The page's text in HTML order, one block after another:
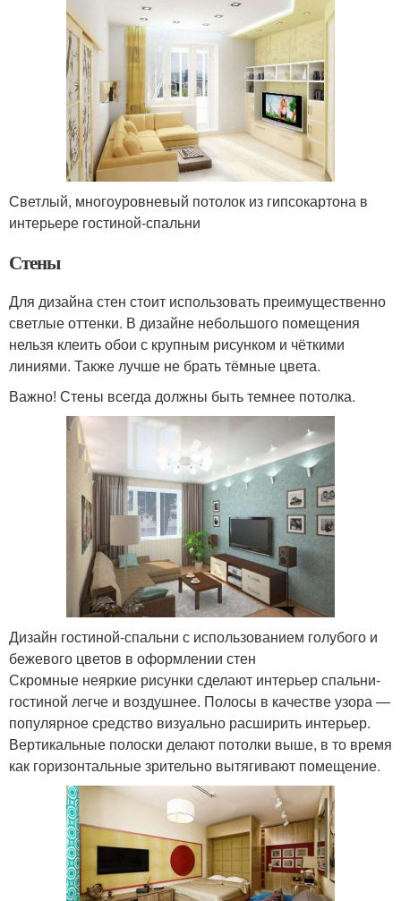
Светлый, многоуровневый потолок из гипсокартона в
интерьере гостиной-спальни
Стены
Для дизайна стен стоит использовать преимущественно
светлые оттенки. В дизайне небольшого помещения
нельзя клеить обои с крупным рисунком и чёткими
линиями. Также лучше не брать тёмные цвета.
Важно! Стены всегда должны быть темнее потолка.
Дизайн гостиной-спальни с использованием голубого и
бежевого цветов в оформлении стен
Скромные неяркие рисунки сделают интерьер спальни-
гостиной легче и воздушнее. Полосы в качестве узора —
популярное средство визуально расширить интерьер.
Вертикальные полоски делают потолки выше, в то время
как горизонтальные зрительно вытягивают помещение.